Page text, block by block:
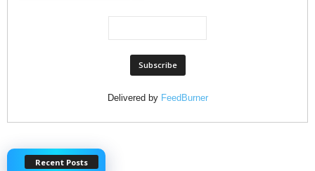
Delivered by FeedBurner
Recent Posts